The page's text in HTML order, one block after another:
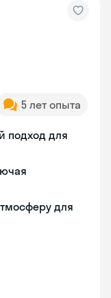
5 лет опыта
подход для
для